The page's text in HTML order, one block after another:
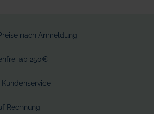
nach Anmeldung
ab 250€
Rechnung